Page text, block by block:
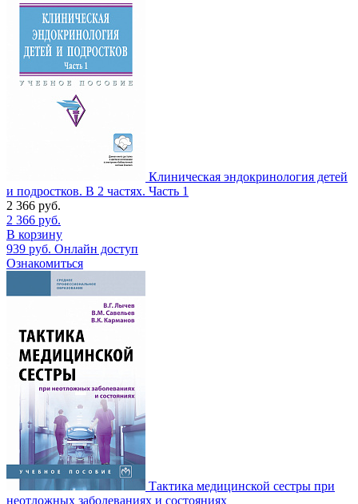
Клиническая эндокринология детей
и подростков. В 2 частях. Часть 1
2 366 руб.
2 366 руб.
В корзину
939 руб. Онлайн доступ
Ознакомиться
Тактика медицинской сестры при
неотложных заболеваниях и состояниях